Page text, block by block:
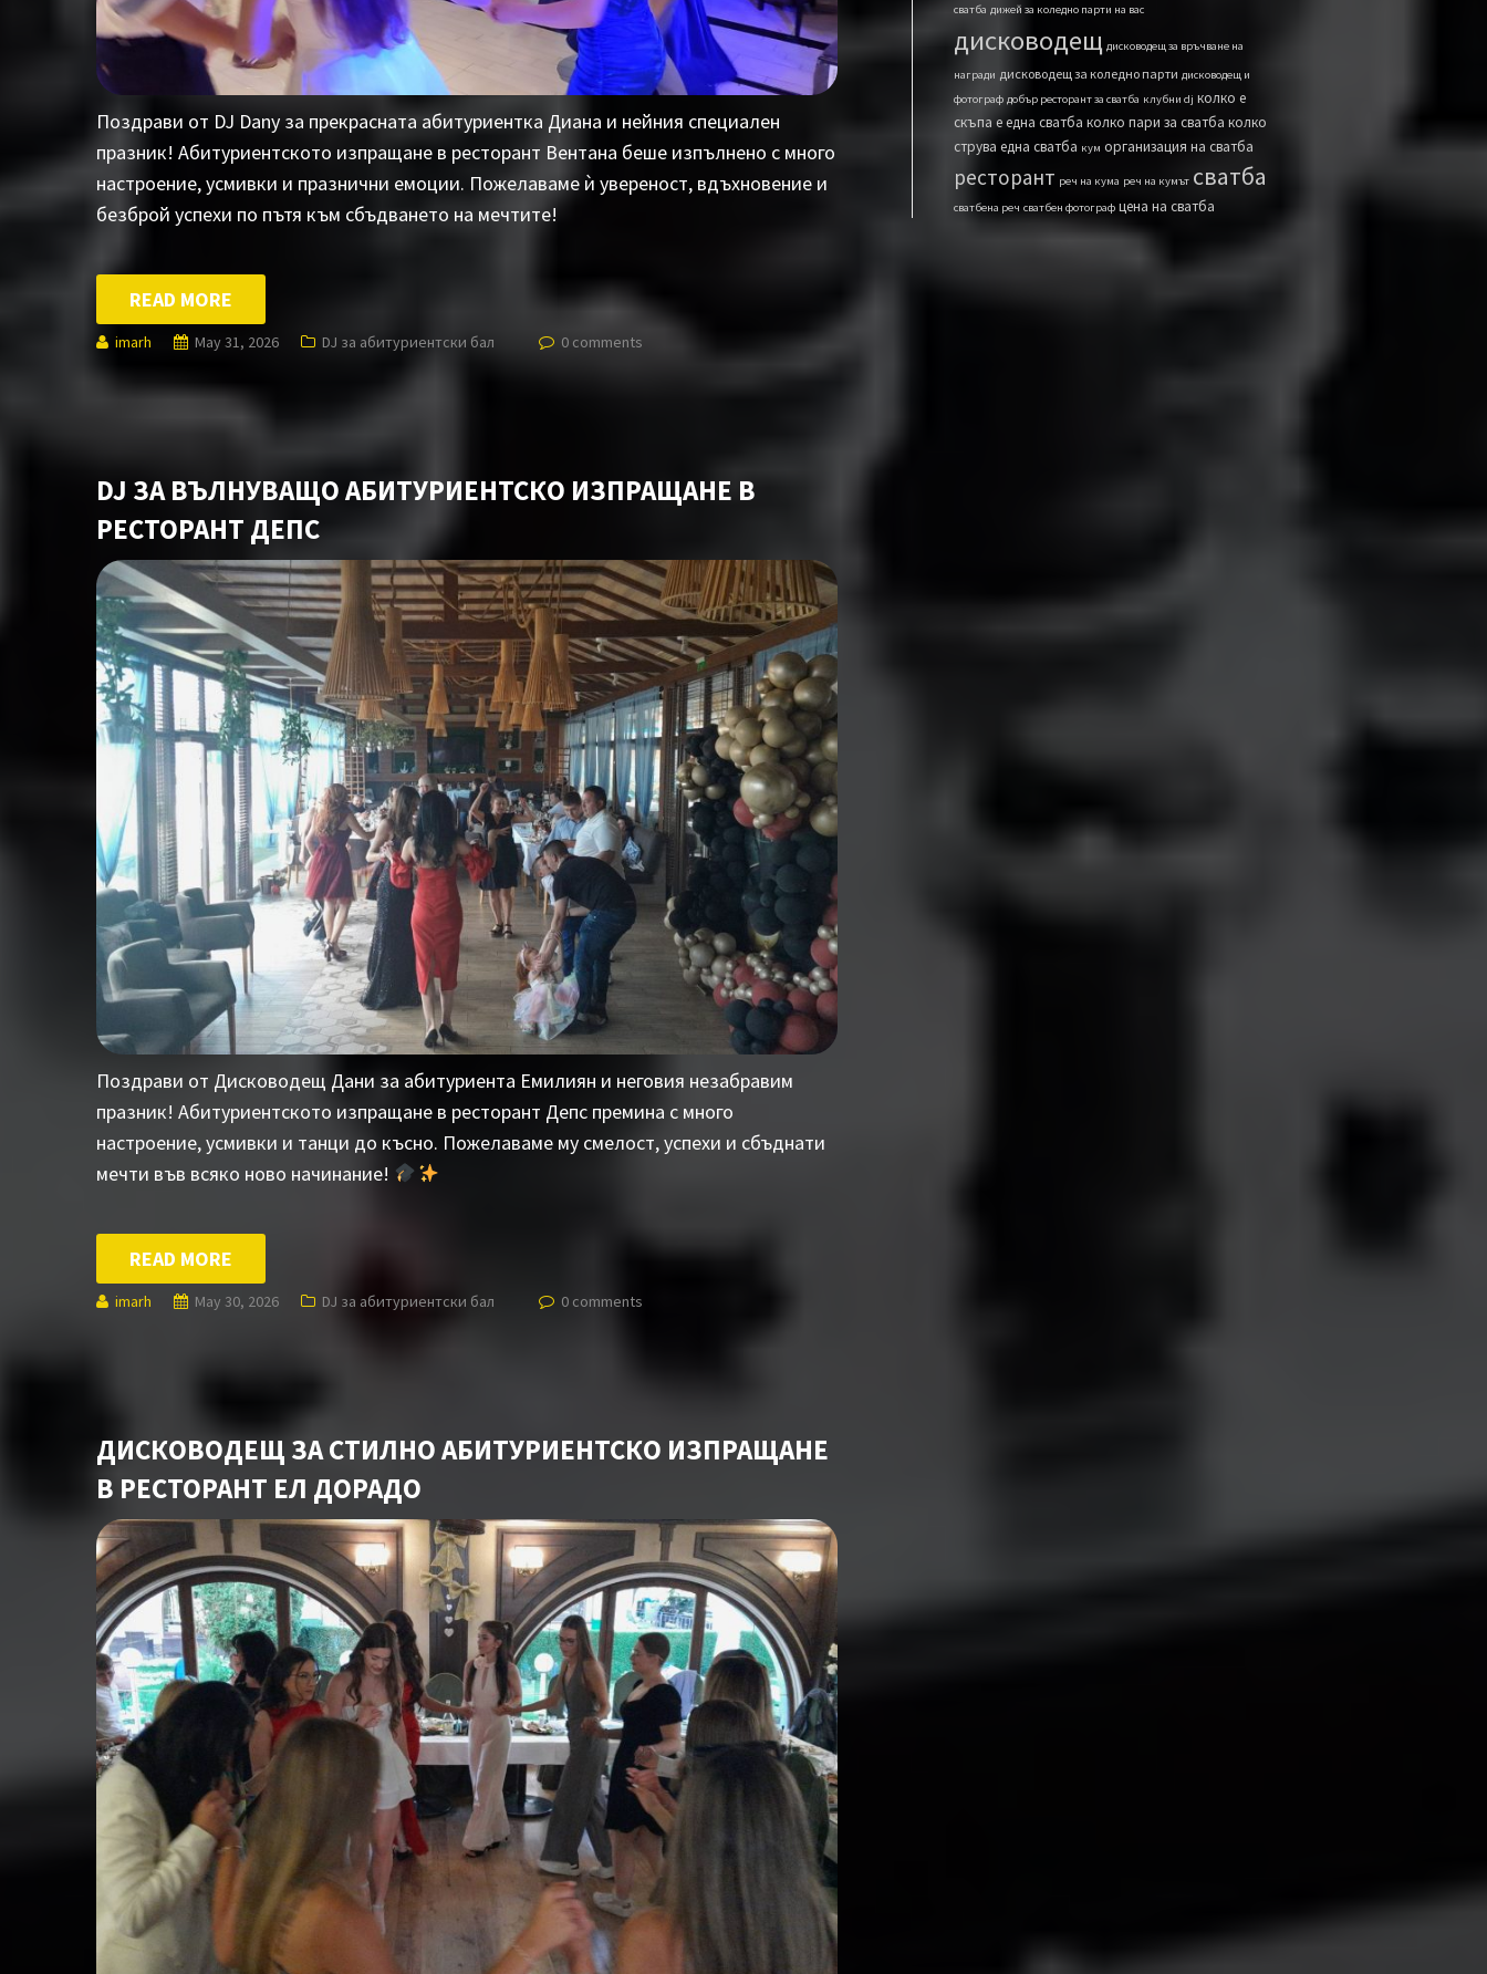
Поздрави от DJ Dany за прекрасната абитуриентка Диана и нейния специален
празник! Абитуриентското изпращане в ресторант Вентана беше изпълнено с много
настроение, усмивки и празнични емоции. Пожелаваме ѝ увереност, вдъхновение и
безброй успехи по пътя към сбъдването на мечтите!
READ MORE
imarh May 31, 2026 DJ за абитуриентски бал 0 comments
DJ ЗА ВЪЛНУВАЩО АБИТУРИЕНТСКО ИЗПРАЩАНЕ В
РЕСТОРАНТ ДЕПС
Поздрави от Дисководещ Дани за абитуриента Емилиян и неговия незабравим
празник! Абитуриентското изпращане в ресторант Депс премина с много
настроение, усмивки и танци до късно. Пожелаваме му смелост, успехи и сбъднати
мечти във всяко ново начинание!
READ MORE
imarh May 30, 2026 DJ за абитуриентски бал 0 comments
ДИСКОВОДЕЩ ЗА СТИЛНО АБИТУРИЕНТСКО ИЗПРАЩАНЕ
В РЕСТОРАНТ ЕЛ ДОРАДО
сватба дижей за коледно парти на вас
дисководещ дисководещ за връчване на
награди дисководещ за коледно парти дисководещ и
фотограф добър ресторант за сватба клубни dj колко е
скъпа е една сватба колко пари за сватба колко
струва една сватба кум организация на сватба
ресторант реч на кума реч на кумът сватба
сватбена реч сватбен фотограф цена на сватба